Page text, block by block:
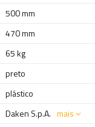
500 mm
470 mm
65 kg
preto
plástico
Daken S.p.A. mais